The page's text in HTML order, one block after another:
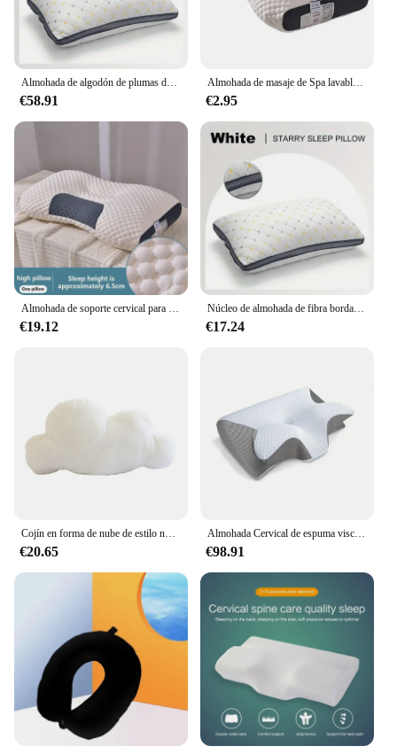
€58.91
Almohada de masaje de Spa lavable, almohada de soporte Cervical, Pin central para el hogar, regalo
€2.95
€19.12
Núcleo de almohada de fibra bordada Full Sky Star, protección para el cuello, rebote rápido, no se deforma fácilmente, no se pliega
€17.24
Cojín en forma de nube de estilo nórdico, almohada de felpa suave de algodón PP para decoración del sofá del hogar
€20.65
Almohada Cervical de espuma viscoelástica, almohada ortopédica de contorno ergonómico 2 en 1 para el dolor de cuello, almohadas de soporte contorneadas, 1 unidad
€98.91